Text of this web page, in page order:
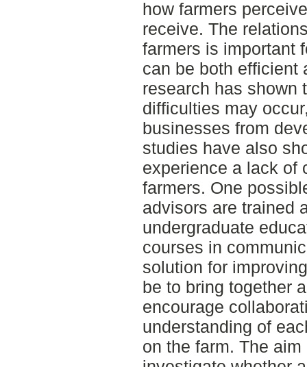
how farmers
receive. The
farmers is important
can be both efficient
research has shown
difficulties may
businesses from
studies have also
experience a lack of
farmers. One
advisors are trained
undergraduate
courses in
solution for
be to bring together
encourage
understanding of
on the farm. The